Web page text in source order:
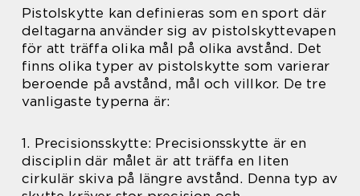
Pistolskytte kan definieras som en sport där
deltagarna använder sig av pistolskyttevapen
för att träffa olika mål på olika avstånd. Det
finns olika typer av pistolskytte som varierar
beroende på avstånd, mål och villkor. De tre
vanligaste typerna är:
1. Precisionsskytte: Precisionsskytte är en
disciplin där målet är att träffa en liten
cirkulär skiva på längre avstånd. Denna typ av